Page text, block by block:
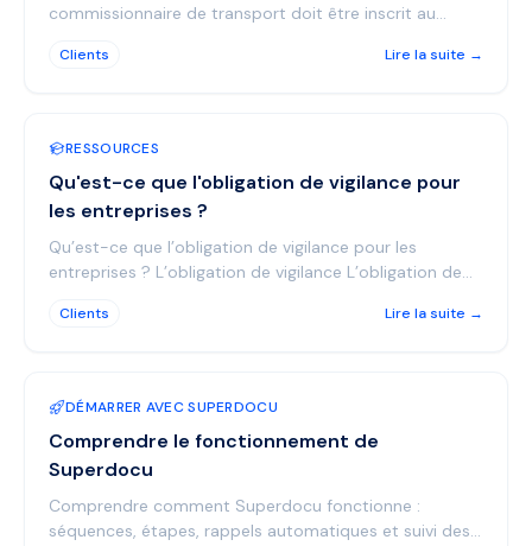
commissionnaire de transport doit être inscrit au
les servic...
Clients Lire la suite →
RESSOURCES
Qu'est-ce que l'obligation de vigilance pour
les entreprises ?
Qu’est-ce que l’obligation de vigilance pour les
entreprises ? L’obligation de vigilance L’obligation de
Clients Lire la suite →
DÉMARRER AVEC SUPERDOCU
Comprendre le fonctionnement de
Superdocu
Comprendre comment Superdocu fonctionne :
séquences, étapes, rappels automatiques et suivi des